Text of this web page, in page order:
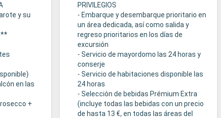
y su
en las
+
PRIVILEGIOS
- Embarque y desembarque prioritario en
un área dedicada, así como salida y
regreso prioritarios en los días de
excursión
- Servicio de mayordomo las 24 horas y
conserje
- Servicio de habitaciones disponible las
24 horas
- Selección de bebidas Prémium Extra
(incluye todas las bebidas con un precio
de hasta 13 €, en todas las áreas del